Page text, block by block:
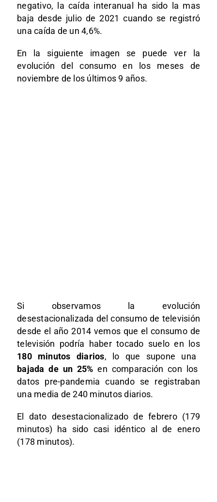
negativo, la caída interanual ha sido la mas
baja desde julio de 2021 cuando se registró
una caída de un 4,6%.
En la siguiente imagen se puede ver la
evolución del consumo en los meses de
noviembre de los últimos 9 años.
Si observamos la evolución
desestacionalizada del consumo de televisión
desde el año 2014 vemos que el consumo de
televisión podría haber tocado suelo en los
180 minutos diarios, lo que supone una
bajada de un 25% en comparación con los
datos pre-pandemia cuando se registraban
una media de 240 minutos diarios.
El dato desestacionalizado de febrero (179
minutos) ha sido casi idéntico al de enero
(178 minutos).